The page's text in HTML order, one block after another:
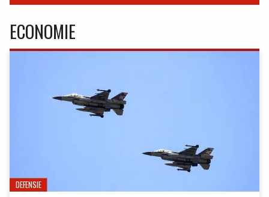
ECONOMIE
DEFENSIE